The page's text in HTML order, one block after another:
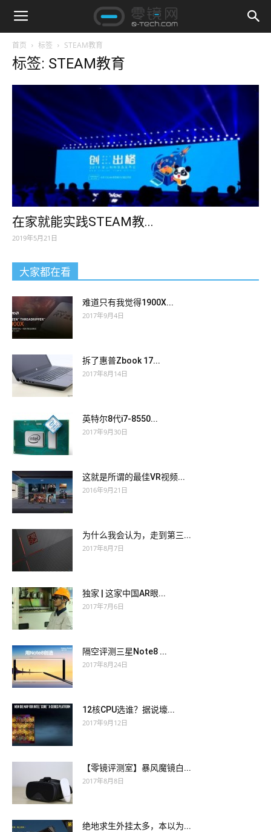
首页 标签 STEAM教育
标签: STEAM教育
在家就能实践STEAM教...
2019年5月21日
大家都在看
难道只有我觉得1900X...
2017年9月4日
拆了惠普Zbook 17...
2017年8月14日
英特尔8代i7-8550...
2017年9月30日
这就是所谓的最佳VR视频...
2016年9月21日
为什么我会认为，走到第三...
2017年8月7日
独家 | 这家中国AR眼...
2017年7月6日
隔空评测三星Note8 ...
2017年8月24日
12核CPU选谁？据说壕...
2017年9月12日
【零镜评测室】暴风魔镜白...
2017年8月8日
绝地求生外挂太多，本以为...